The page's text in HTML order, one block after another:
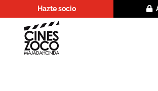
Hazte socio